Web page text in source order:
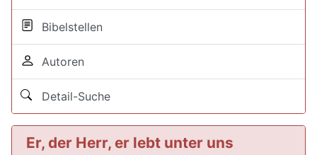
Bibelstellen
Autoren
Detail-Suche
Er, der Herr, er lebt unter uns